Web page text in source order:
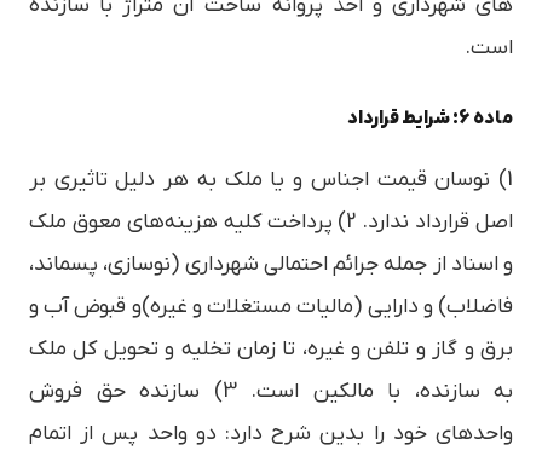
است.
ماده 6: شرایط قرارداد
1) نوسان قیمت اجناس و یا ملک به هر دلیل تاثیری بر
اصل قرارداد ندارد. 2) پرداخت کلیه هزینه‌های معوق ملک
و اسناد از جمله جرائم احتمالی شهرداری (نوسازی، پسماند،
فاضلاب) و دارایی (مالیات مستغلات و غیره)و قبوض آب و
برق و گاز و تلفن و غیره، تا زمان تخلیه و تحویل کل ملک
به سازنده، با مالکین است. 3) سازنده حق فروش
واحدهای خود را بدین شرح دارد: دو واحد پس از اتمام